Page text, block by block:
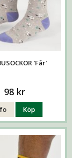
'Får'
98 kr
Köp